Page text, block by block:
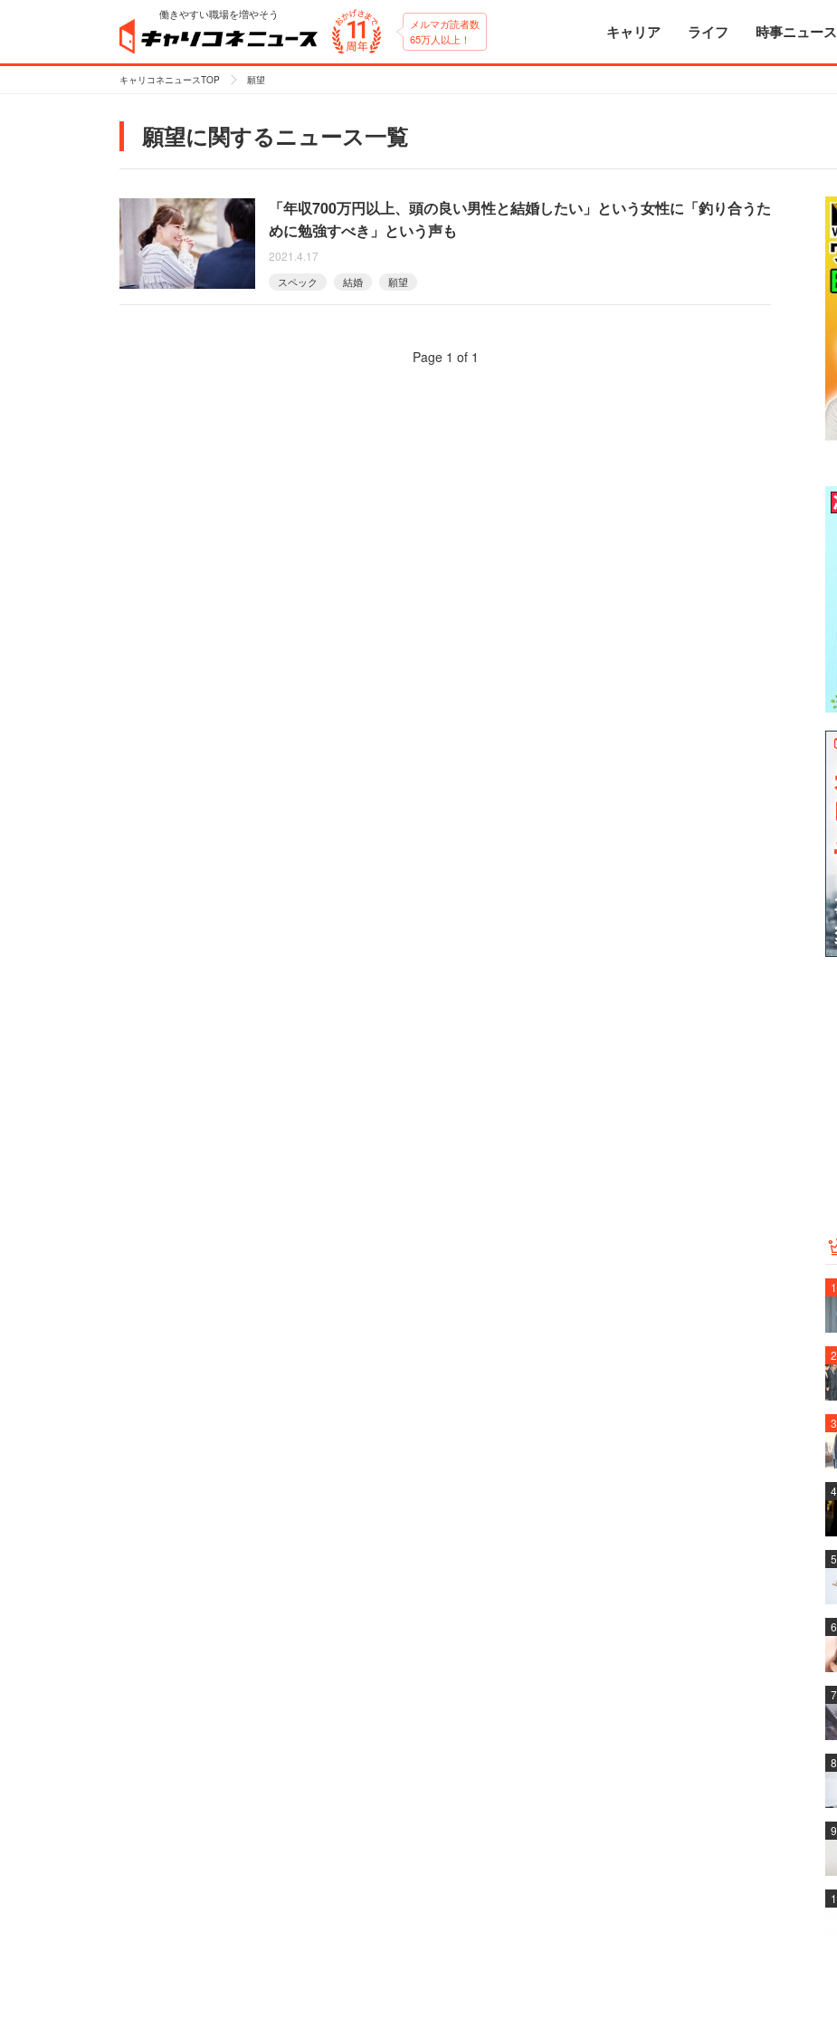
働きやすい職場を増やそう
メルマガ読者数
65万人以上！
キャリア ライフ 時事ニュース
キャリコネニュースTOP 願望
願望に関するニュース一覧
「年収700万円以上、頭の良い男性と結婚したい」という女性に「釣り合うた
めに勉強すべき」という声も
2021.4.17
スペック 結婚 願望
Page 1 of 1